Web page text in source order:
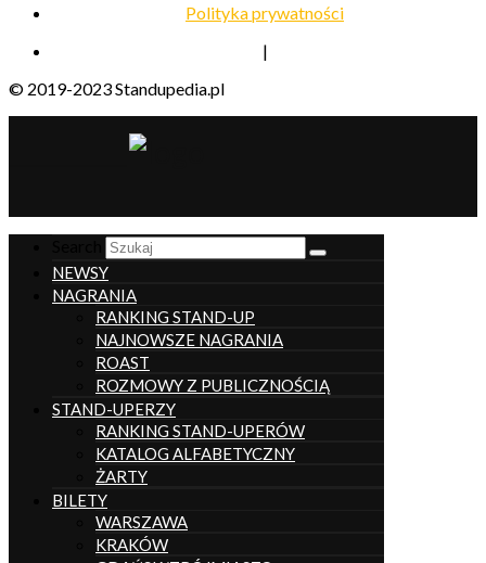
Polityka prywatności
|
© 2019-2023 Standupedia.pl
NEWSY
NAGRANIA
RANKING STAND-UP
NAJNOWSZE NAGRANIA
ROAST
ROZMOWY Z PUBLICZNOŚCIĄ
STAND-UPERZY
RANKING STAND-UPERÓW
KATALOG ALFABETYCZNY
ŻARTY
BILETY
WARSZAWA
KRAKÓW